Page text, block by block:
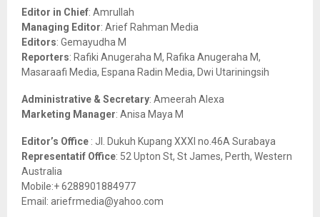
o
r
:
Editor in Chief: Amrullah
Managing Editor: Arief Rahman Media
Editors: Gemayudha M
Reporters: Rafiki Anugeraha M, Rafika Anugeraha M,
Masaraafi Media, Espana Radin Media, Dwi Utariningsih
Administrative & Secretary: Ameerah Alexa
Marketing Manager: Anisa Maya M
Editor’s Office : Jl. Dukuh Kupang XXXI no.46A Surabaya
Representatif Office: 52 Upton St, St James, Perth, Western
Australia
Mobile:+ 6288901884977
Email: ariefrmedia@yahoo.com